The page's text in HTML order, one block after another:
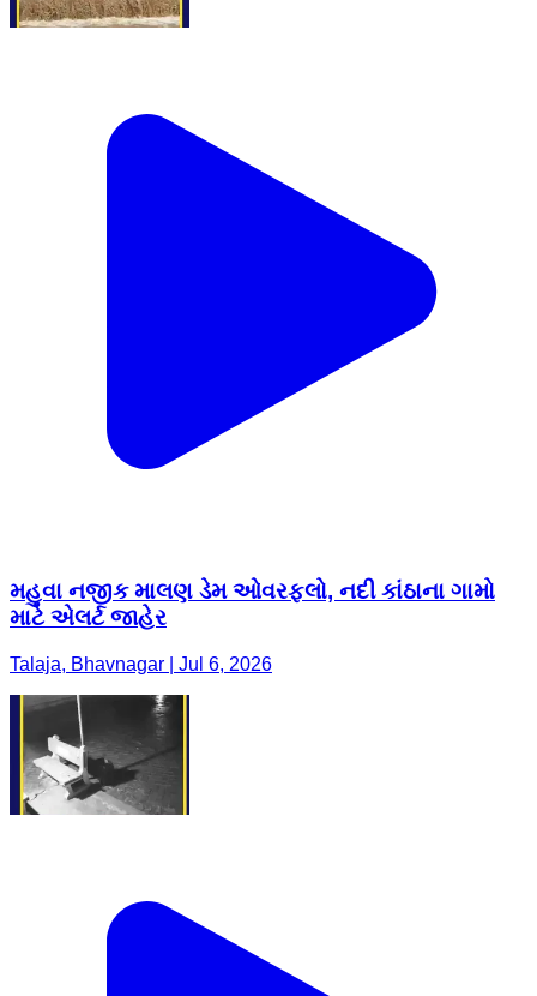
મહુવા નજીક માલણ ડેમ ઓવરફ્લો, નદી કાંઠાના ગામો
માટે એલર્ટ જાહેર
Talaja, Bhavnagar | Jul 6, 2026